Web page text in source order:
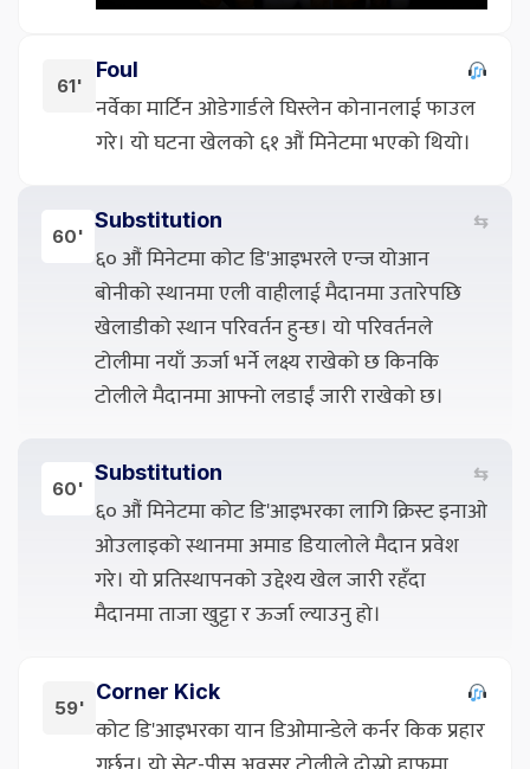
61'
Foul
नर्वेका मार्टिन ओडेगार्डले घिस्लेन कोनानलाई फाउल
गरे। यो घटना खेलको ६१ औं मिनेटमा भएको थियो।
60'
Substitution ⇆
६० औं मिनेटमा कोट डि'आइभरले एन्ज योआन
बोनीको स्थानमा एली वाहीलाई मैदानमा उतारेपछि
खेलाडीको स्थान परिवर्तन हुन्छ। यो परिवर्तनले
टोलीमा नयाँ ऊर्जा भर्ने लक्ष्य राखेको छ किनकि
टोलीले मैदानमा आफ्नो लडाईं जारी राखेको छ।
60'
Substitution ⇆
६० औं मिनेटमा कोट डि'आइभरका लागि क्रिस्ट इनाओ
ओउलाइको स्थानमा अमाड डियालोले मैदान प्रवेश
गरे। यो प्रतिस्थापनको उद्देश्य खेल जारी रहँदा
मैदानमा ताजा खुट्टा र ऊर्जा ल्याउनु हो।
59'
Corner Kick
कोट डि'आइभरका यान डिओमान्डेले कर्नर किक प्रहार